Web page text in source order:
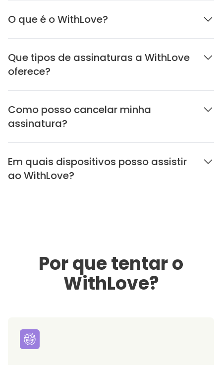
O que é o WithLove?
Que tipos de assinaturas a WithLove
oferece?
Como posso cancelar minha
assinatura?
Em quais dispositivos posso assistir
ao WithLove?
Por que tentar o
WithLove?